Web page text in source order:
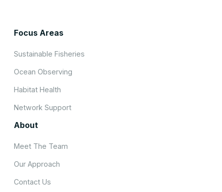
Focus Areas
Sustainable Fisheries
Ocean Observing
Habitat Health
Network Support
About
Meet The Team
Our Approach
Contact Us